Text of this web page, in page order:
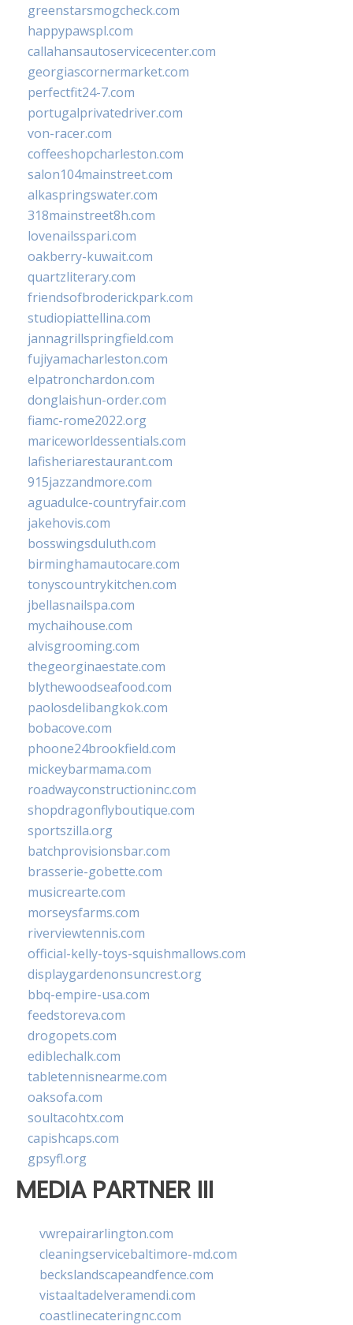
greenstarsmogcheck.com
happypawspl.com
callahansautoservicecenter.com
georgiascornermarket.com
perfectfit24-7.com
portugalprivatedriver.com
von-racer.com
coffeeshopcharleston.com
salon104mainstreet.com
alkaspringswater.com
318mainstreet8h.com
lovenailsspari.com
oakberry-kuwait.com
quartzliterary.com
friendsofbroderickpark.com
studiopiattellina.com
jannagrillspringfield.com
fujiyamacharleston.com
elpatronchardon.com
donglaishun-order.com
fiamc-rome2022.org
mariceworldessentials.com
lafisheriarestaurant.com
915jazzandmore.com
aguadulce-countryfair.com
jakehovis.com
bosswingsduluth.com
birminghamautocare.com
tonyscountrykitchen.com
jbellasnailspa.com
mychaihouse.com
alvisgrooming.com
thegeorginaestate.com
blythewoodseafood.com
paolosdelibangkok.com
bobacove.com
phoone24brookfield.com
mickeybarmama.com
roadwayconstructioninc.com
shopdragonflyboutique.com
sportszilla.org
batchprovisionsbar.com
brasserie-gobette.com
musicrearte.com
morseysfarms.com
riverviewtennis.com
official-kelly-toys-squishmallows.com
displaygardenonsuncrest.org
bbq-empire-usa.com
feedstoreva.com
drogopets.com
ediblechalk.com
tabletennisnearme.com
oaksofa.com
soultacohtx.com
capishcaps.com
gpsyfl.org
MEDIA PARTNER III
vwrepairarlington.com
cleaningservicebaltimore-md.com
beckslandscapeandfence.com
vistaaltadelveramendi.com
coastlinecateringnc.com